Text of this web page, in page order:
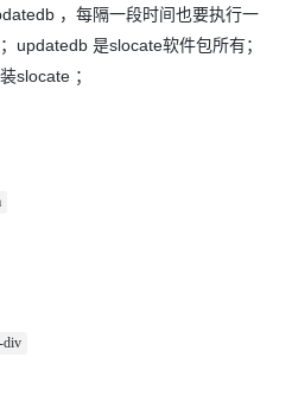
，每隔一段时间也要执行一
updatedb 是slocate软件包所有；
slocate ；
div